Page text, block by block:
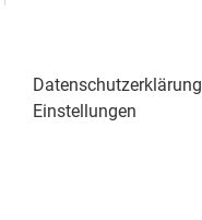
Datenschutzerklärung
Einstellungen